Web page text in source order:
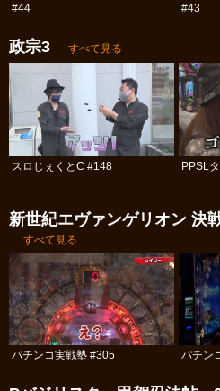
#44
#43
政宗3 すべて見る
スロじぇくとC #148 PPSL
新世紀エヴァンゲリオン 決
すべて見る
パチンコ実戦塾 #305 パチン